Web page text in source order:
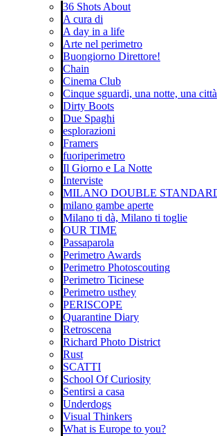
36 Shots About
A cura di
A day in a life
Arte nel perimetro
Buongiorno Direttore!
Chain
Cinema Club
Cinque sguardi, una notte, una città
Dirty Boots
Due Spaghi
esplorazioni
Framers
fuoriperimetro
Il Giorno e La Notte
Interviste
MILANO DOUBLE
milano gambe aperte
Milano ti dà, Milano ti toglie
OUR TIME
Passaparola
Perimetro Awards
Perimetro Photoscouting
Perimetro Ticinese
Perimetro usthey
PERISCOPE
Quarantine Diary
Retroscena
Richard Photo District
Rust
SCATTI
School Of Curiosity
Sentirsi a casa
Underdogs
Visual Thinkers
What is Europe to you?